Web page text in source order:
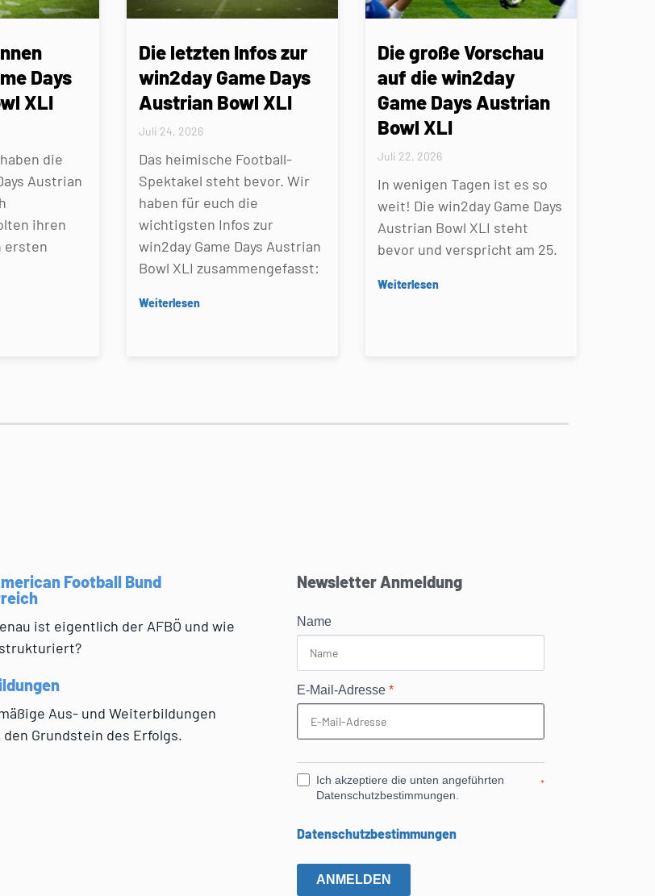
Days
XLI
die
Austrian
ihren
ersten
Die letzten Infos zur
win2day Game Days
Austrian Bowl XLI
Juli 24, 2026
Das heimische Football-
Spektakel steht bevor. Wir
haben für euch die
wichtigsten Infos zur
win2day Game Days Austrian
Bowl XLI zusammengefasst:
Weiterlesen
Die große Vorschau
auf die win2day
Game Days Austrian
Bowl XLI
Juli 22, 2026
In wenigen Tagen ist es so
weit! Die win2day Game Days
Austrian Bowl XLI steht
bevor und verspricht am 25.
Weiterlesen
Football Bund
ist eigentlich der AFBÖ und wie
Aus- und Weiterbildungen
den Grundstein des Erfolgs.
Newsletter Anmeldung
Name
E-Mail-Adresse*
Ich akzeptiere die unten angeführten
Datenschutzbestimmungen.
*
Datenschutzbestimmungen
ANMELDEN